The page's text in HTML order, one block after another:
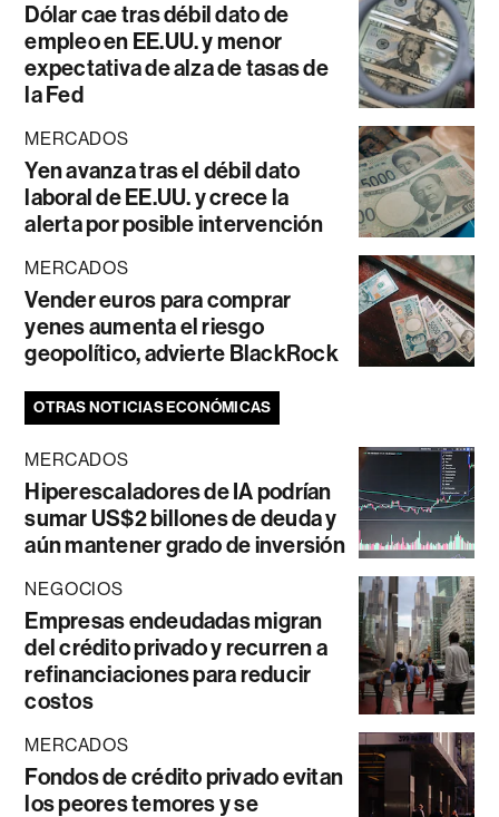
Dólar cae tras débil dato de
empleo en EE.UU. y menor
expectativa de alza de tasas de
la Fed
MERCADOS
Yen avanza tras el débil dato
laboral de EE.UU. y crece la
alerta por posible intervención
MERCADOS
Vender euros para comprar
yenes aumenta el riesgo
geopolítico, advierte BlackRock
OTRAS NOTICIAS ECONÓMICAS
MERCADOS
Hiperescaladores de IA podrían
sumar US$2 billones de deuda y
aún mantener grado de inversión
NEGOCIOS
Empresas endeudadas migran
del crédito privado y recurren a
refinanciaciones para reducir
costos
MERCADOS
Fondos de crédito privado evitan
los peores temores y se